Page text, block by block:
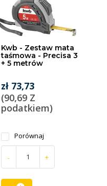
Kwb - Zestaw mata
taśmowa - Precisa 3
+ 5 metrów
zł 73,73
(90,69 Z
podatkiem)
Porównaj
- +